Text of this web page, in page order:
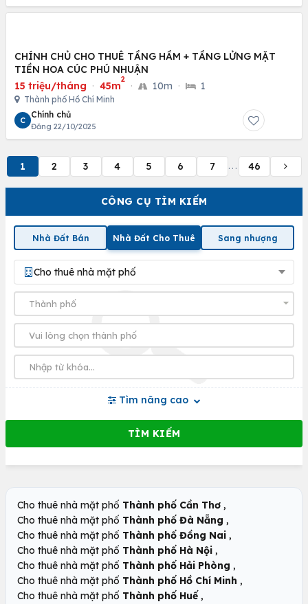
CÔNG CỤ TÌM KIẾM
Nhà Đất Bán Nhà Đất Cho Thuê Sang nhượng
Cho thuê nhà mặt phố
Tìm nâng cao
CHÍNH CHỦ CHO THUÊ TẦNG HẦM + TẦNG LỬNG MẶT
TIỀN HOA CÚC PHÚ NHUẬN
15 triệu/tháng · 45m
2
· 10m · 1
Thành phố Hồ Chí Minh
C
Chính chủ
Đăng 22/10/2025
1 2 3 4 5 6 7 ... 46
Cho thuê nhà mặt phố Thành phố Cần Thơ ,
Cho thuê nhà mặt phố Thành phố Đà Nẵng ,
Cho thuê nhà mặt phố Thành phố Đồng Nai ,
Cho thuê nhà mặt phố Thành phố Hà Nội ,
Cho thuê nhà mặt phố Thành phố Hải Phòng ,
Cho thuê nhà mặt phố Thành phố Hồ Chí Minh ,
Cho thuê nhà mặt phố Thành phố Huế ,